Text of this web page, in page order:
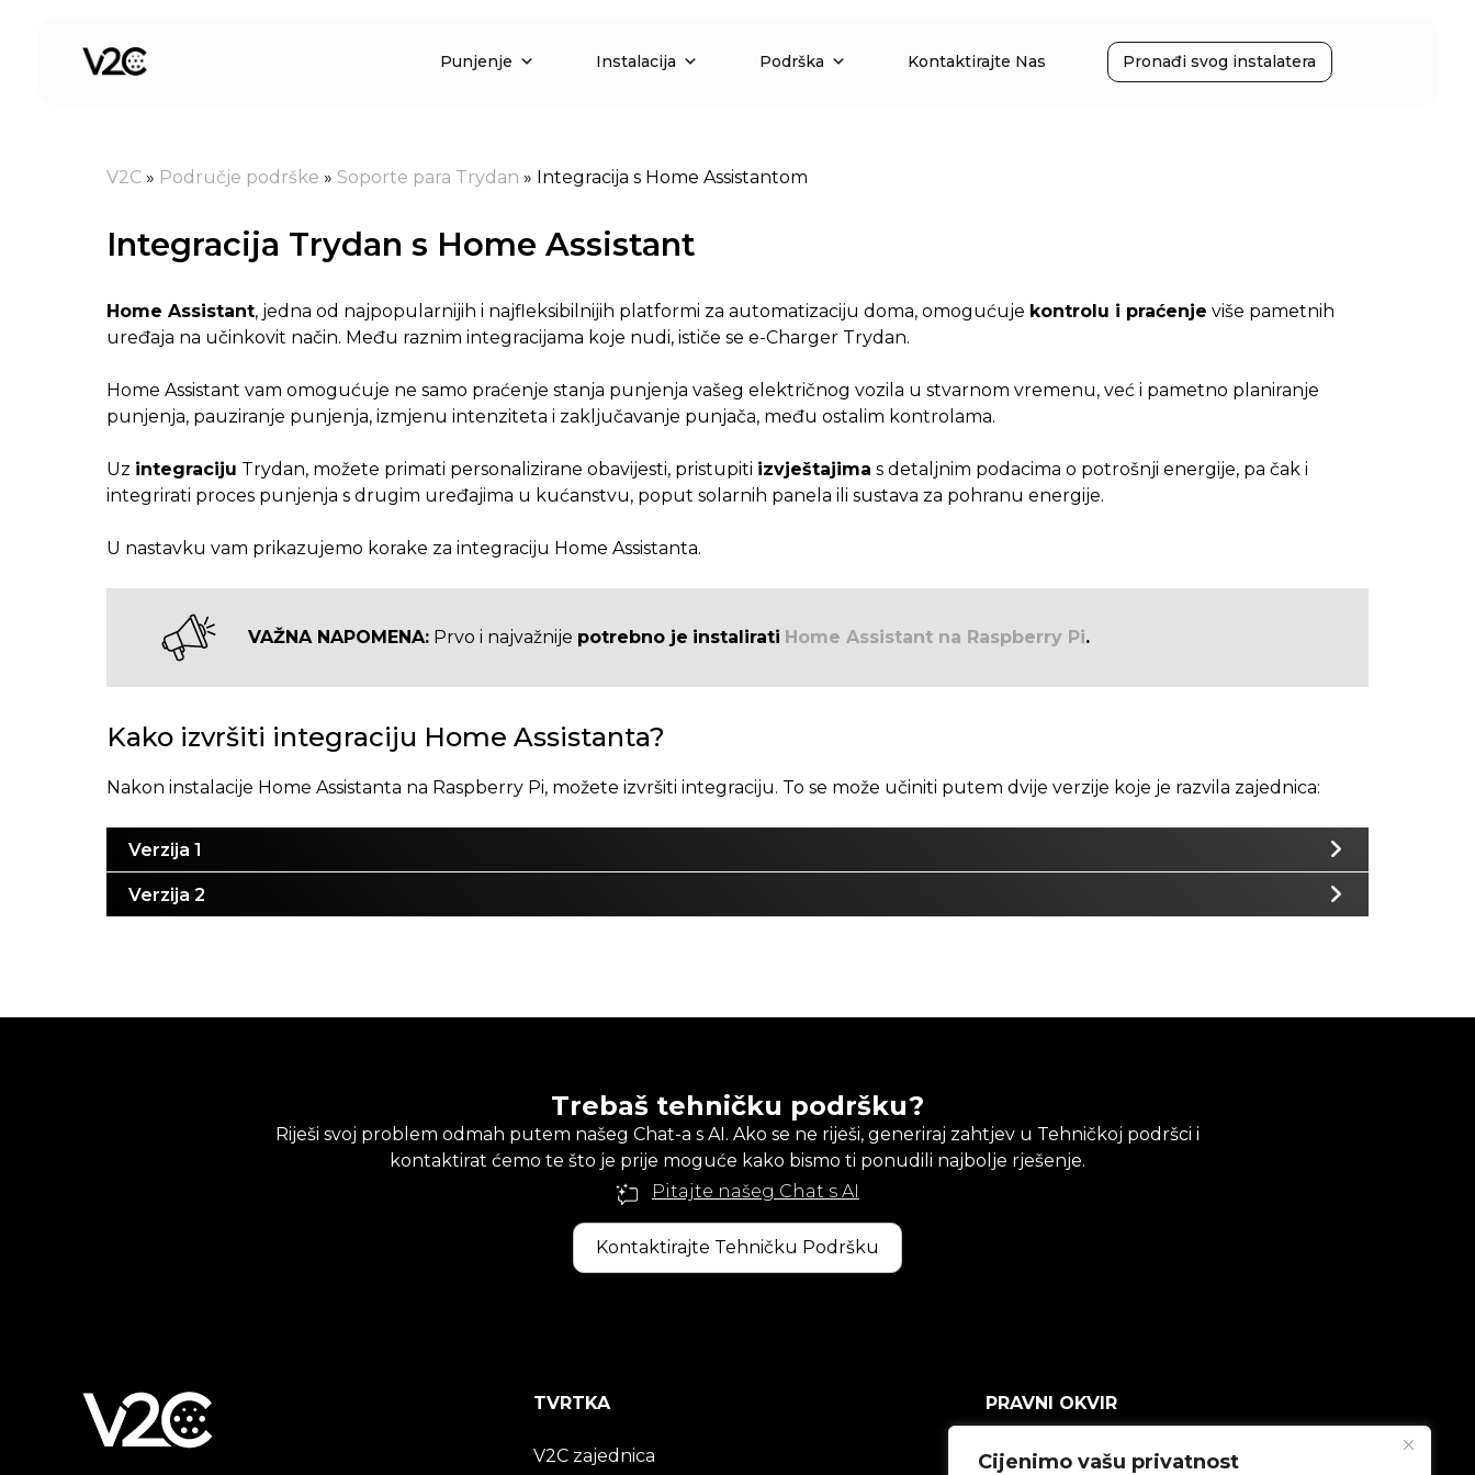
Cijenimo vašu privatnost
Punjenje Instalacija Podrška Kontaktirajte Nas Pronađi svog instalatera
V2C » Područje podrške » Soporte para Trydan » Integracija s Home Assistantom
Integracija Trydan s Home Assistant
Home Assistant, jedna od najpopularnijih i najfleksibilnijih platformi za automatizaciju doma, omogućuje kontrolu i praćenje više pametnih
uređaja na učinkovit način. Među raznim integracijama koje nudi, ističe se e-Charger Trydan.
Home Assistant vam omogućuje ne samo praćenje stanja punjenja vašeg električnog vozila u stvarnom vremenu, već i pametno planiranje
punjenja, pauziranje punjenja, izmjenu intenziteta i zaključavanje punjača, među ostalim kontrolama.
Uz integraciju Trydan, možete primati personalizirane obavijesti, pristupiti izvještajima s detaljnim podacima o potrošnji energije, pa čak i
integrirati proces punjenja s drugim uređajima u kućanstvu, poput solarnih panela ili sustava za pohranu energije.
U nastavku vam prikazujemo korake za integraciju Home Assistanta.
VAŽNA NAPOMENA: Prvo i najvažnije potrebno je instalirati Home Assistant na Raspberry Pi.
Kako izvršiti integraciju Home Assistanta?
Nakon instalacije Home Assistanta na Raspberry Pi, možete izvršiti integraciju. To se može učiniti putem dvije verzije koje je razvila zajednica:
Verzija 1
Verzija 2
Trebaš tehničku podršku?
Riješi svoj problem odmah putem našeg Chat-a s AI. Ako se ne riješi, generiraj zahtjev u Tehničkoj podršci i
kontaktirat ćemo te što je prije moguće kako bismo ti ponudili najbolje rješenje.
Pitajte našeg Chat s AI
Kontaktirajte Tehničku Podršku
TVRTKA
V2C zajednica
PRAVNI OKVIR
Politika privatnosti